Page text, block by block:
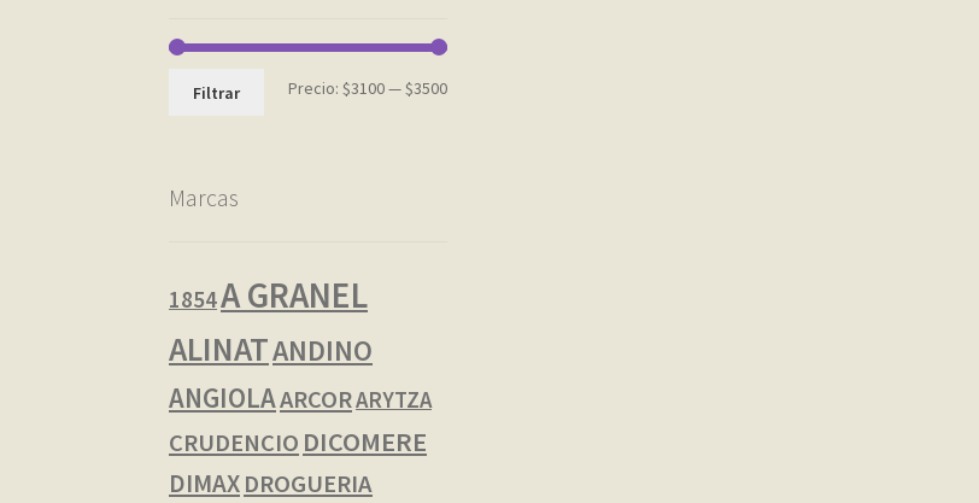
Precio
Precio
Filtrar Precio:$3100—$3500
Marcas
1854A GRANEL
ALINATANDINO
ANGIOLAARCORARYTZA
CRUDENCIO DICOMERE
DIMAXDROGUERIA